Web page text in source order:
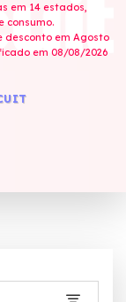
em 14 estados,
consumo.
desconto em Agosto
em 08/08/2026